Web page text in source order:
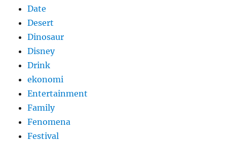
Date
Desert
Dinosaur
Disney
Drink
ekonomi
Entertainment
Family
Fenomena
Festival